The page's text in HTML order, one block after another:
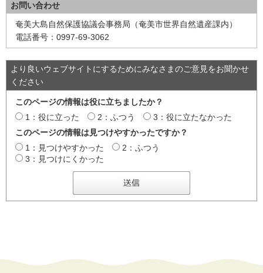
お問い合わせ
奄美大島自然保護協議会事務局（奄美市世界自然遺産課内）
電話番号：0997-69-3062
より良いウェブサイトにするためにみなさまのご意見をお聞かせ
ください
このページの情報は役に立ちましたか？
1：役に立った
2：ふつう
3：役に立たなかった
このページの情報は見つけやすかったですか？
1：見つけやすかった
2：ふつう
3：見つけにくかった